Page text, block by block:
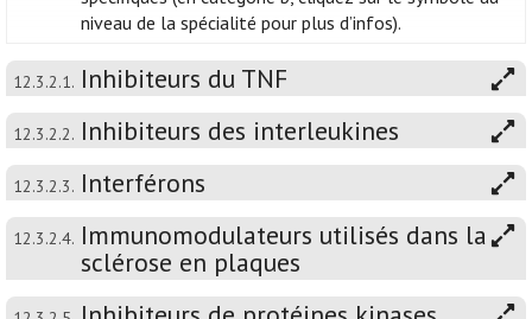
niveau de la spécialité pour plus d’infos).
12.3.2.1. Inhibiteurs du TNF
12.3.2.2. Inhibiteurs des interleukines
12.3.2.3. Interférons
12.3.2.4. Immunomodulateurs utilisés dans la
sclérose en plaques